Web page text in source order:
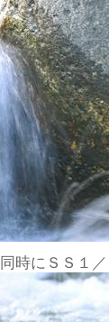
時にＳＳ１